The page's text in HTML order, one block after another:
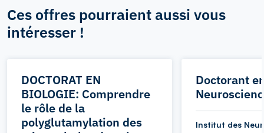
Ces offres pourraient aussi vous
intéresser !
DOCTORAT EN
BIOLOGIE: Comprendre
le rôle de la
polyglutamylation des
Doctorant
Institut des